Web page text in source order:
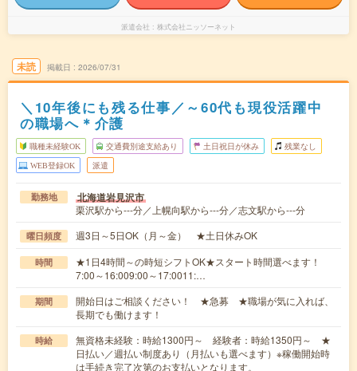
派遣会社 株式会社ニッソーネット
未読 掲載日 2026/07/31
＼10年後にも残る仕事／～60代も現役活躍中
の職場へ＊介護
職種未経験OK 交通費別途支給あり 土日祝日が休み 残業なし
WEB登録OK 派遣
勤務地 北海道岩見沢市
栗沢駅から---分／上幌向駅から---分／志文駅から---分
曜日頻度 週3日～5日OK（月～金） ★土日休みOK
時間
★1日4時間～の時短シフトOK★スタート時間選べます！
7:00～16:009:00～17:0011:…
期間
開始日はご相談ください！ ★急募 ★職場が気に入れば、
長期でも働けます！
時給
無資格未経験：時給1300円～ 経験者：時給1350円～ ★
日払い／週払い制度あり（月払いも選べます）※稼働開始時
は手続き完了次第のお支払いとなります。